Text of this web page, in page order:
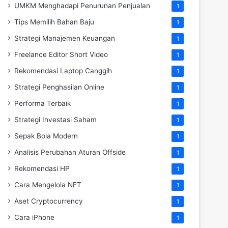
UMKM Menghadapi Penurunan Penjualan 1
Tips Memilih Bahan Baju 1
Strategi Manajemen Keuangan 1
Freelance Editor Short Video 1
Rekomendasi Laptop Canggih 1
Strategi Penghasilan Online 1
Performa Terbaik 1
Strategi Investasi Saham 1
Sepak Bola Modern 1
Analisis Perubahan Aturan Offside 1
Rekomendasi HP 1
Cara Mengelola NFT 1
Aset Cryptocurrency 1
Cara iPhone 1